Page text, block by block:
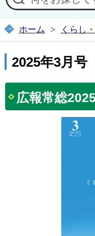
ホーム くらし
2025年3月号
広報常総